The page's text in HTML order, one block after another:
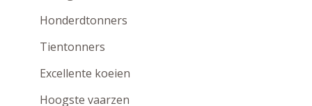
Honderdtonners
Tientonners
Excellente koeien
Hoogste vaarzen